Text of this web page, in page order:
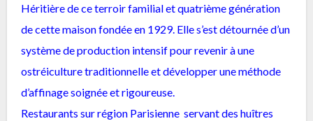
Héritière de ce terroir familial et quatrième génération
de cette maison fondée en 1929. Elle s’est détournée d’un
système de production intensif pour revenir à une
ostréiculture traditionnelle et développer une méthode
d’affinage soignée et rigoureuse.
Restaurants sur région Parisienne servant des huîtres